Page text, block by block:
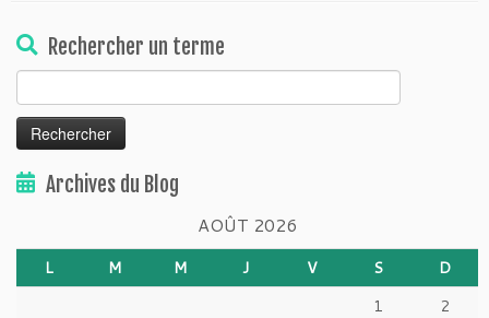
Rechercher un terme
Rechercher :
Archives du Blog
AOÛT 2026
L M M J V S
D
1
2